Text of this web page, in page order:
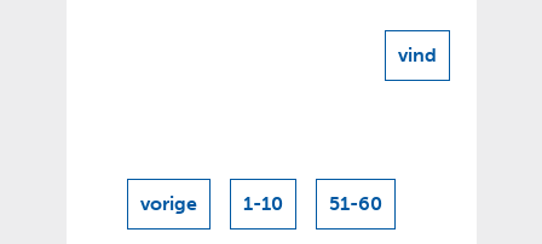
vind
vorige
resultaten
1-10 51-60